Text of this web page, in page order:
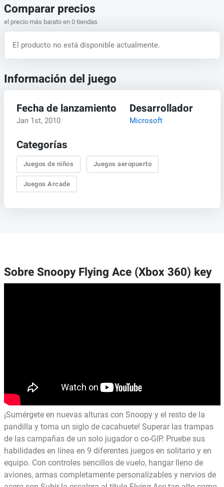
Comparar precios
el precio más barato en 0 tiendas
El producto no está disponible actualmente.
Información del juego
Fecha de lanzamiento
Jan 1st, 2010
Desarrollador
Microsoft
Categorías
Juegos de niños Juegos aeropuerto
Juegos Arcade
Sobre Snoopy Flying Ace (Xbox 360) key
¡Sumérgete en nuevas alturas con Snoopy y el resto de la
pandilla y toma un siglo de cacahuete! Superar las trampas
de las campañas de un solo jugador o co-GIP. Pruebe sus
habilidades en línea en 9 diferentes juegos en solitario y en
equipo. Con controles sencillos de vuelo, hangar lleno de
aviones, armas completamente personalizables y nervios de